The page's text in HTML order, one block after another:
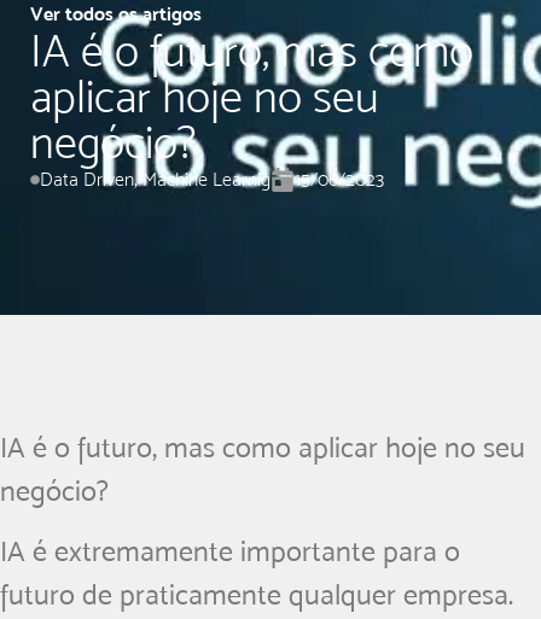
Ver todos os artigos
IA é o futuro, mas como
aplicar hoje no seu
negócio?
Data Driven,Machine Learnig 15/06/2023
IA é o futuro, mas como aplicar hoje no seu
negócio?
IA é extremamente importante para o
futuro de praticamente qualquer empresa.